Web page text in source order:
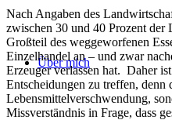
Über mich
Nach Angaben des
zwischen 30 und 40 Prozent der
Großteil des weggeworfenen
Einzelhandel an – und zwar
Erzeuger verlassen hat. Daher
Entscheidungen zu treffen, denn
Lebensmittelverschwendung,
Missverständnis in Frage, dass